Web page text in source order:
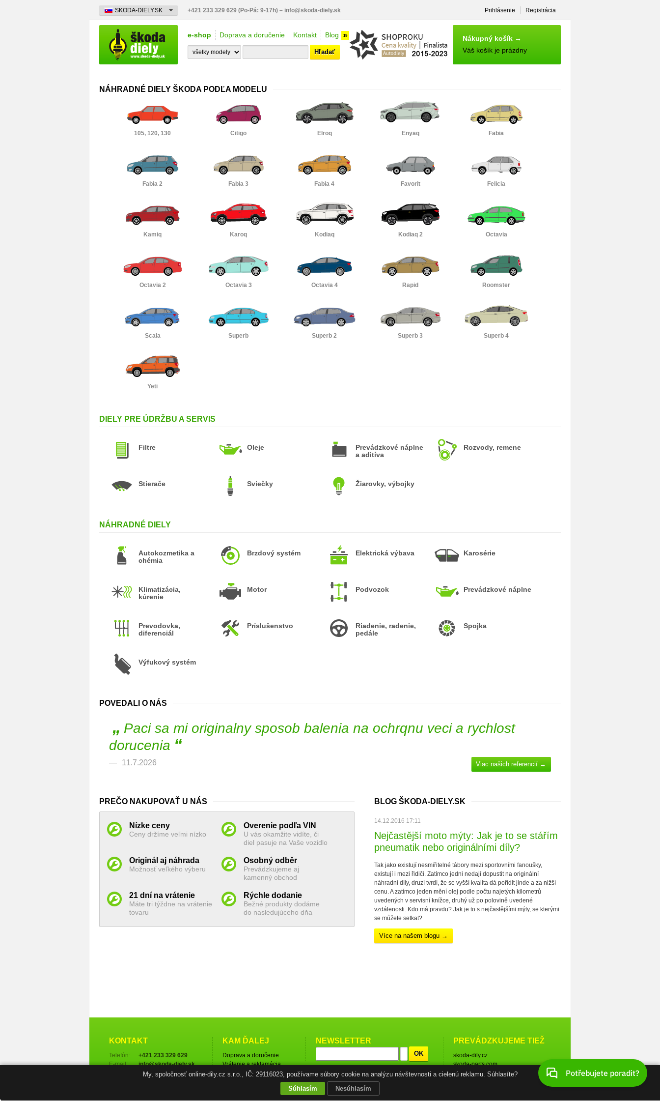
My, spoločnosť online-dily.cz s.r.o., IČ: 29116023, používame súbory cookie na analýzu návštevnosti a cielenú reklamu. Súhlasíte?
Súhlasím
Nesúhlasím
e-shop Doprava a doručenie Kontakt Blog 19
Hľadať
NÁKUPNÝ
KOŠÍK
Nákupný košík →
Váš košík je prázdny
NÁHRADNÉ DIELY ŠKODA PODĽA MODELU
105, 120, 130 Citigo Elroq Enyaq Fabia
Fabia 2 Fabia 3 Fabia 4 Favorit Felicia
Kamiq Karoq Kodiaq Kodiaq 2 Octavia
Octavia 2 Octavia 3 Octavia 4 Rapid Roomster
Scala Superb Superb 2 Superb 3 Superb 4
Yeti
DIELY PRE ÚDRŽBU A SERVIS
Filtre Oleje
Prevádzkové náplne
a aditíva
Rozvody, remene
Stierače Sviečky Žiarovky, výbojky
NÁHRADNÉ DIELY
Autokozmetika a
chémia
Brzdový systém Elektrická výbava Karosérie
Klimatizácia,
kúrenie
Motor Podvozok Prevádzkové náplne
Prevodovka,
diferenciál
Príslušenstvo
Riadenie, radenie,
pedále
Spojka
Výfukový systém
POVEDALI O NÁS
„ Paci sa mi originalny sposob balenia na ochrqnu veci a rychlost
dorucenia “
Viac našich referencií →
11.7.2026
PREČO NAKUPOVAŤ U NÁS
Nízke ceny
Ceny držíme veľmi nízko
Overenie podľa VIN
U vás okamžite vidíte, či
diel pasuje na Vaše vozidlo
Originál aj náhrada
Možnosť veľkého výberu
Osobný odběr
Prevádzkujeme aj
kamenný obchod
21 dní na vrátenie
Máte tri týždne na vrátenie
tovaru
Rýchle dodanie
Bežné produkty dodáme
do nasledujúceho dňa
BLOG ŠKODA-DIELY.SK
14.12.2016 17:11
Nejčastější moto mýty: Jak je to se stářím
pneumatik nebo originálními díly?
Tak jako existují nesmiřitelné tábory mezi sportovními fanoušky,
existují i mezi řidiči. Zatímco jedni nedají dopustit na originální
náhradní díly, druzí tvrdí, že se vyšší kvalita dá pořídit jinde a za nižší
cenu. A zatímco jeden mění olej podle počtu najetých kilometrů
uvedených v servisní knížce, druhý už po polovině uvedené
vzdálenosti. Kdo má pravdu? Jak je to s nejčastějšími mýty, se kterými
se můžete setkat?
Více na našem blogu →
Prihlásenie Registrácia
SKODA-DIELY.SK +421 233 329 629 (Po-Pá: 9-17h) – info@skoda-diely.sk
KONTAKT
Telefón:
+421 233 329 629
E-mail:
info@skoda-diely.sk
Ďalšie kontakty →
KAM ĎALEJ
Doprava a doručenie
Vrátenie a reklamácia
tovaru
Obchodné podmienky
Ochrana osobných údajov
NEWSLETTER
OK
PREVÁDZKUJEME TIEŽ
skoda-dily.cz
skoda-parts.com
© Škoda-diely.sk, 2005–2026